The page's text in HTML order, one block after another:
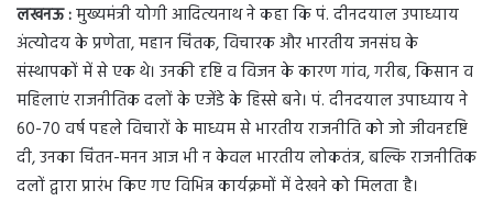
लखनऊ :मुख्यमंत्री योगी आदित्यनाथ ने कहा कि पं. दीनदयाल उपाध्याय
अंत्योदय के प्रणेता, महान चिंतक, विचारक और भारतीय जनसंघ के
संस्थापकों में से एक थे। उनकी दृष्टि व विजन के कारण गांव, गरीब, किसान व
महिलाएं राजनीतिक दलों के एजेंडे के हिस्से बने। पं. दीनदयाल उपाध्याय ने
60-70 वर्ष पहले विचारों के माध्यम से भारतीय राजनीति को जो जीवनदृष्टि
दी, उनका चिंतन-मनन आज भी न केवल भारतीय लोकतंत्र, बल्कि राजनीतिक
दलों द्वारा प्रारंभ किए गए विभिन्न कार्यक्रमों में देखने को मिलता है।